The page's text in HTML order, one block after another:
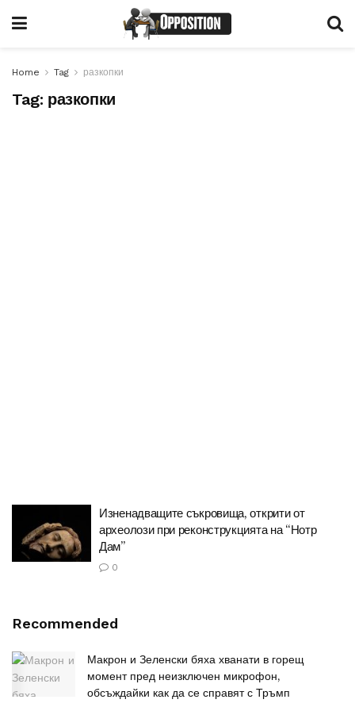
Home Tag разкопки
Tag: разкопки
Изненадващите съкровища, открити от
археолози при реконструкцията на “Нотр
Дам”
0
Recommended
Макрон и Зеленски бяха хванати в горещ
момент пред неизключен микрофон,
обсъждайки как да се справят с Тръмп